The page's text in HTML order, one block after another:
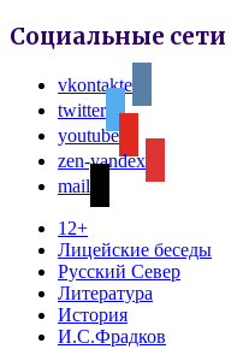
Социальные сети
vkontakte
twitter
youtube
zen-yandex
mail
12+
Лицейские беседы
Русский Север
Литература
История
И.С.Фрадков